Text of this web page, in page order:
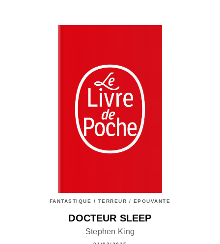
FANTASTIQUE / TERREUR / EPOUVANTE
DOCTEUR SLEEP
Stephen King